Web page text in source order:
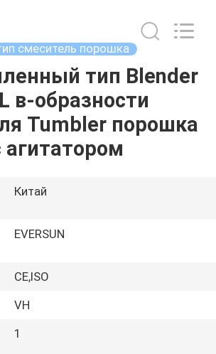
смеситель порошка
тип Blender
в-образности
Tumbler порошка
агитатором
Китай
EVERSUN
CE,ISO
VH
1